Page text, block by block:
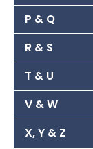
P & Q
R & S
T & U
V & W
X, Y & Z